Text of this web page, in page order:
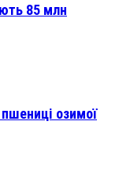
85 млн
озимої